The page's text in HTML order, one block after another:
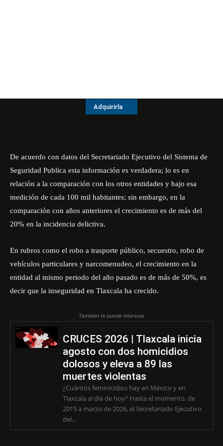
Adquirirla
De acuerdo con datos del Secretariado Ejecutivo del Sistema de
Seguridad Publica esta información es verdadera; lo es en
relación a la comparación con los otros entidades y bajo esa
medición de cada 100 mil habitantes; sin embargo, en la
comparación con años anteriores el crecimiento es de más del
20% en la incidencia delictiva.
En rubros como el robo a trasporte público, secuestro, robo de
vehículos particulares y narcomenudeo, el crecimiento en la
entidad al mismo periodo del año pasado es de más de 50%, es
decir que la inseguridad en Tlaxcala ha crecido.
También te puede interesar
CRUCES 2026 | Tlaxcala inicia
agosto con dos homicidios
dolosos y eleva a 89 las
muertes violentas
¿Cuántos feminicidios hay en México y en
Tlaxcala al día de hoy? Hasta el momento, de
2015 a marzo de 2026, el Secretariado Ejecutivo
del...